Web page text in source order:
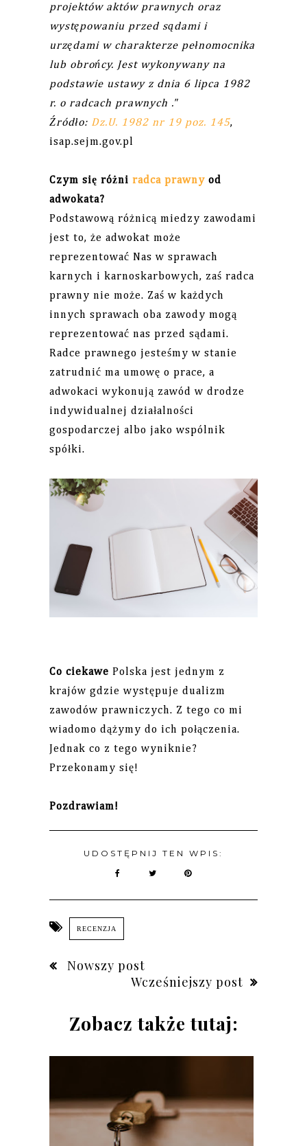
projektów aktów prawnych oraz
występowaniu przed sądami i
urzędami w charakterze pełnomocnika
lub obrońcy. Jest wykonywany na
podstawie ustawy z dnia 6 lipca 1982
r. o radcach prawnych ."
Źródło: Dz.U. 1982 nr 19 poz. 145,
isap.sejm.gov.pl
Czym się różniradca prawny od
adwokata?
Podstawową różnicą miedzy zawodami
jest to, że adwokat może
reprezentować Nas w sprawach
karnych i karnoskarbowych, zaś radca
prawny nie może. Zaś w każdych
innych sprawach oba zawody mogą
reprezentować nas przed sądami.
Radce prawnego jesteśmy w stanie
zatrudnić ma umowę o prace, a
adwokaci wykonują zawód w drodze
indywidualnej działalności
gospodarczej albo jako wspólnik
spółki.
Co ciekawe Polska jest jednym z
krajów gdzie występuje dualizm
zawodów prawniczych. Z tego co mi
wiadomo dążymy do ich połączenia.
Jednak co z tego wyniknie?
Przekonamy się!
Pozdrawiam!
UDOSTĘPNIJ TEN WPIS:
RECENZJA
Nowszy post
Wcześniejszy post
Zobacz także tutaj: